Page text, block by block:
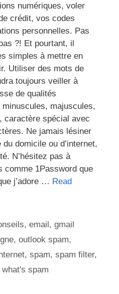
numériques, voler
crédit, vos codes
personnelles. Pas
?! Et pourtant, il
simples à mettre en
Utiliser des mots de
toujours veiller à
de qualités
majuscules,
caractère spécial avec
Ne jamais lésiner
domicile ou d’internet,
N’hésitez pas à
comme 1Password que
j’adore … Read
,email,gmail
, outlook spam,
, spam, spam filter,
what's spam